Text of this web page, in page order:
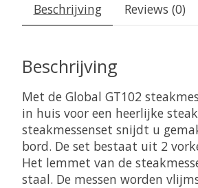
Beschrijving Reviews (0)
Beschrijving
Met de Global GT102
in huis voor een heerlijke
steakmessenset snijdt u
bord. De set bestaat uit 2
Het lemmet van de
staal. De messen worden